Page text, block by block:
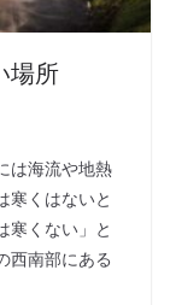
場所
は海流や地熱
寒くはないと
寒くない」と
西南部にある